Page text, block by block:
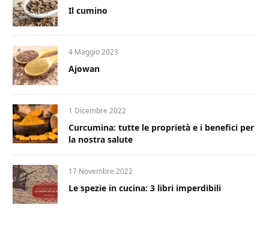
Il cumino
4 Maggio 2023
Ajowan
1 Dicembre 2022
Curcumina: tutte le proprietà e i benefici per
la nostra salute
17 Novembre 2022
Le spezie in cucina: 3 libri imperdibili